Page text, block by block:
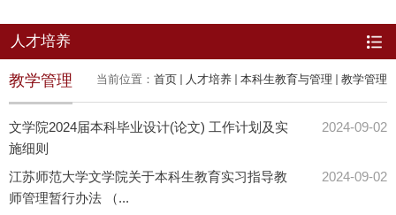
人才培养
当前位置： 首页 人才培养 本科生教育与管理 教学管理
教学管理
文学院2024届本科毕业设计(论文) 工作计划及实
施细则
2024-09-02
江苏师范大学文学院关于本科生教育实习指导教
师管理暂行办法 （...
2024-09-02